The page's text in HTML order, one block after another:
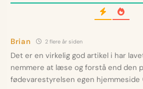
Brian 2 flere år siden
Det er en virkelig god artikel i har
nemmere at læse og forstå end den
fødevarestyrelsen egen hjemmeside